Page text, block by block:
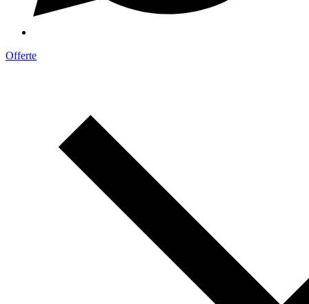
Offerte